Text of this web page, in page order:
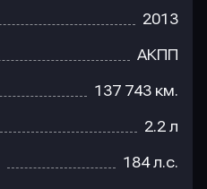
2013
АКПП
137 743 км.
2.2 л
184 л.с.